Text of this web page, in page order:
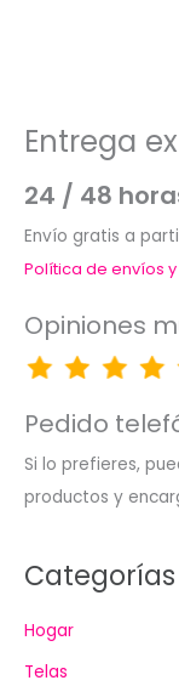
Entrega
24 / 48
Envío gratis a
Política de envíos
Opiniones
Pedido
Si lo prefieres,
productos y
Categorías
Hogar
Telas